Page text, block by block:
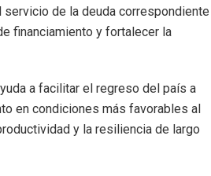
de la deuda correspondiente
financiamiento y fortalecer la
a facilitar el regreso del país a
en condiciones más favorables al
y la resiliencia de largo